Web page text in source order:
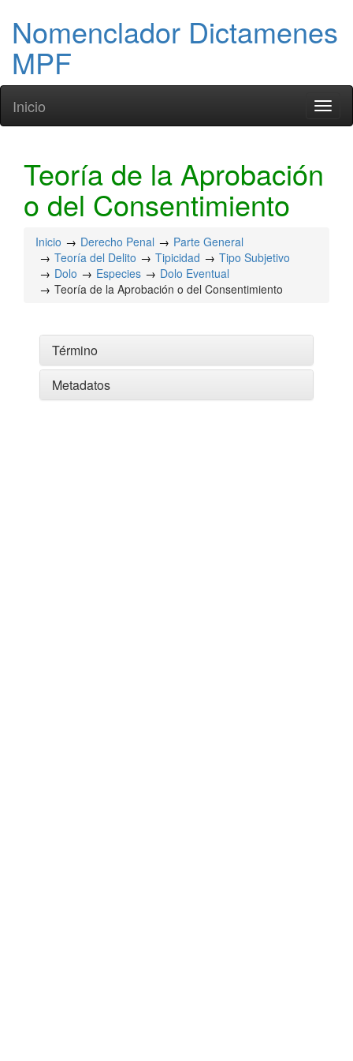
Nomenclador Dictamenes
MPF
Inicio
Teoría de la Aprobación
o del Consentimiento
Inicio Derecho Penal
Parte General
Teoría del Delito
Tipicidad
Tipo Subjetivo
Dolo
Especies
Dolo Eventual
Teoría de la Aprobación o del Consentimiento
Término
Metadatos